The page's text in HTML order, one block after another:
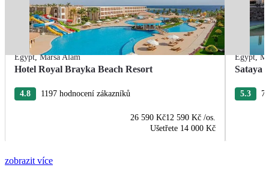
Egypt,Marsa Alam
Hotel Royal Brayka Beach Resort
4.8 1197 hodnocení zákazníků
26 590 Kč12 590 Kč /os.
Ušetřete 14 000 Kč
Egypt,
Sataya
5.3
zobrazit více